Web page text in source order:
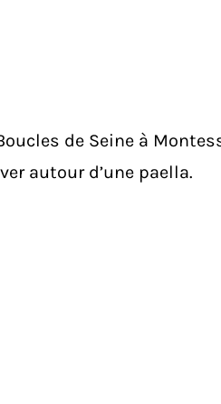
de Seine à
autour d’une paella.